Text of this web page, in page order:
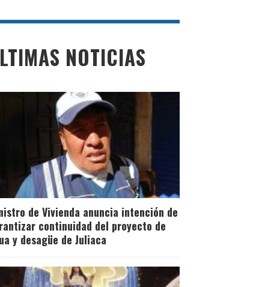
NOTICIAS
de Vivienda anuncia intención de
continuidad del proyecto de
y desagüe de Juliaca